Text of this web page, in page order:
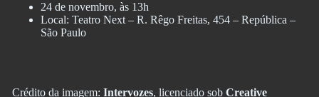
24 de novembro, às 13h
Local: Teatro Next – R. Rêgo Freitas, 454 – República –
São Paulo
Crédito da imagem: Intervozes, licenciado sob Creative